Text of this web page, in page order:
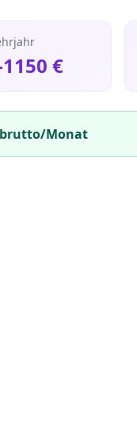
1150 €
Monat